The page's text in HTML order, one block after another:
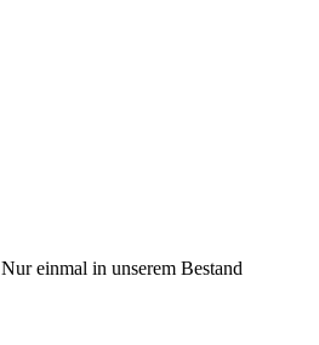
Nur einmal in unserem Bestand